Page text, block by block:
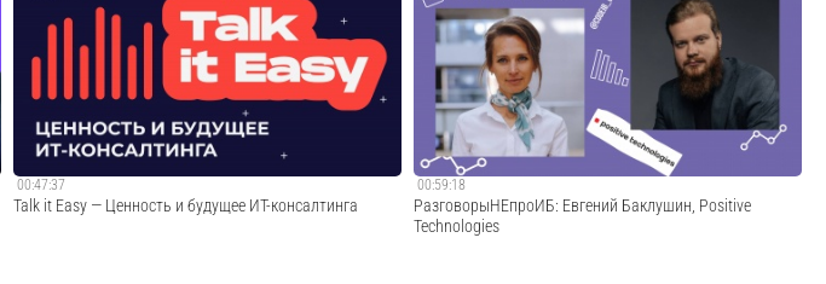
Генеральный директор ГК «Цифра» поговорил с РБК о
трендах в промышленной цифровизации в 2025 году и о
том, как промышленные данные помогают повышать
эффективность производства. Узнать больше о
решениях Группы компаний «Цифра»: https://www.z...
Cмотреть видео
Артем Тараканов, финансовый директор ПАО «Софтлайн»
в интервью со старшим аналитиком SberCIB обсудили
финансовые результаты компании за 2024 год, важные
события, включая M&A сделки, планы и прогнозы на
2025 год.https://softlinegroup.com...
Cмотреть видео
00:47:37
Talk it Easy — Ценность и будущее ИТ-консалтинга
00:59:18
РазговорыНЕпроИБ: Евгений Баклушин, Positive
Technologies